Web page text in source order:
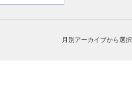
月別アーカイブから選択